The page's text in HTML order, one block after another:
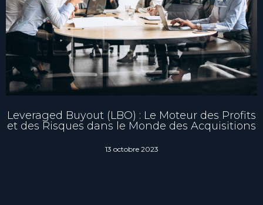
Leveraged Buyout (LBO) : Le Moteur des Profits
et des Risques dans le Monde des Acquisitions
13 octobre 2023